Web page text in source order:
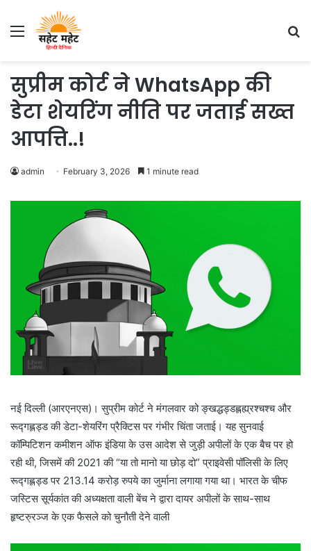
Menu
सुप्रीम कोर्ट ने WhatsApp की
डेटा शेयरिंग नीति पर जताई सख्त
आपत्ति..!
admin February 3, 2026 1 minute read
नई दिल्ली (आरएनएस)। सुप्रीम कोर्ट ने मंगलवार को ङ्खद्धड्डह्लह्य्रश्चश्च और
रूद्गह्लड्ड की डेटा-शेयरिंग प्रैक्टिस पर गंभीर चिंता जताई। यह सुनवाई
कॉम्पिटिशन कमीशन ऑफ इंडिया के उस आदेश से जुड़ी अपीलों के एक बैच पर हो
रही थी, जिसमें की 2021 की “या तो मानो या छोड़ दो” प्राइवेसी पॉलिसी के लिए
रूद्गह्लड्ड पर 213.14 करोड़ रुपये का जुर्माना लगाया गया था। भारत के चीफ
जस्टिस सूर्यकांत की अध्यक्षता वाली बेंच ने द्वारा दायर अपीलों के साथ-साथ
हृष्टरु्रञ्ज के एक फैसले को चुनौती देने वाली